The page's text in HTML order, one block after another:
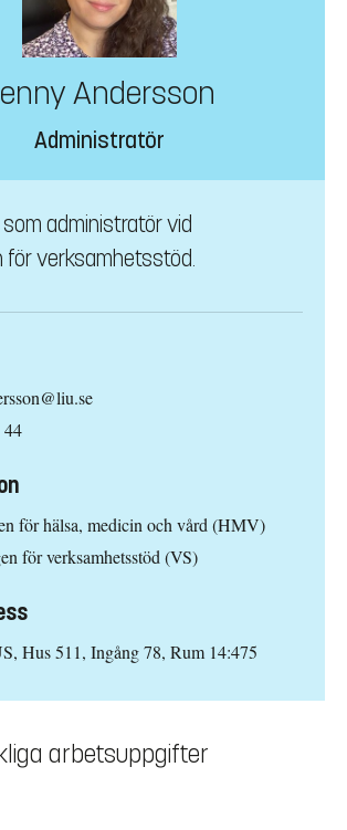
Andersson
Administratör
administratör vid
för verksamhetsstöd.
44
för hälsa, medicin och vård (HMV)
för verksamhetsstöd (VS)
Hus 511, Ingång 78, Rum 14:475
arbetsuppgifter